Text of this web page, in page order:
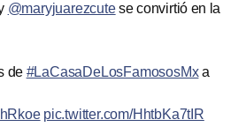
@maryjuarezcutese convirtió en la
de #LaCasaDeLosFamososMxa
pic.twitter.com/HhtbKa7tIR